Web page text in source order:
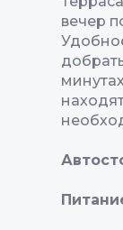
вечер